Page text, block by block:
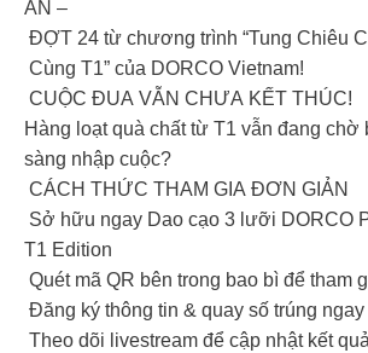
ẦN –
ĐỢT 24 từ chương trình “Tung Chiêu
Cùng T1” của DORCO Vietnam!
CUỘC ĐUA VẪN CHƯA KẾT THÚC!
Hàng loạt quà chất từ T1 vẫn đang chờ
sàng nhập cuộc?
CÁCH THỨC THAM GIA ĐƠN GIẢN
Sở hữu ngay Dao cạo 3 lưỡi DORCO
T1 Edition
Quét mã QR bên trong bao bì để tham
Đăng ký thông tin & quay số trúng
Theo dõi livestream để cập nhật kết